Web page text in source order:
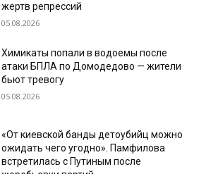
жертв репрессий
05.08.2026
Химикаты попали в водоемы после
атаки БПЛА по Домодедово — жители
бьют тревогу
05.08.2026
«От киевской банды детоубийц можно
ожидать чего угодно». Памфилова
встретилась с Путиным после